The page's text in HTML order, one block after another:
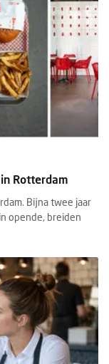
Rotterdam
Bijna twee jaar
opende, breiden